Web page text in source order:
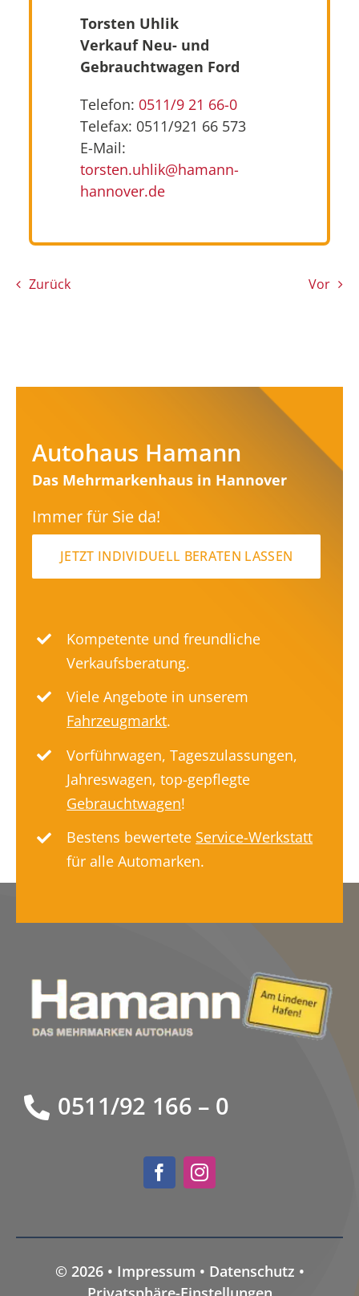
Torsten Uhlik
Verkauf Neu- und
Gebrauchtwagen Ford
Telefon: 0511/9 21 66-0
Telefax: 0511/921 66 573
E-Mail:
torsten.uhlik@hamann-
hannover.de
Zurück Vor
Autohaus Hamann
Das Mehrmarkenhaus in Hannover
Immer für Sie da!
JETZT INDIVIDUELL BERATEN LASSEN
Kompetente und freundliche
Verkaufsberatung.
Viele Angebote in unserem
Fahrzeugmarkt.
Vorführwagen, Tageszulassungen,
Jahreswagen, top-gepflegte
Gebrauchtwagen!
Bestens bewertete Service-Werkstatt
für alle Automarken.
0511/92 166 – 0
© 2026 • Impressum • Datenschutz •